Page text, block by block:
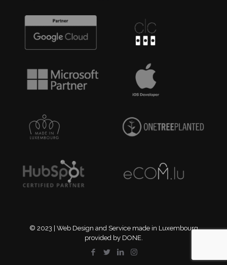
© 2023 | Web Design and Service made in Luxembourg
provided by DONE.